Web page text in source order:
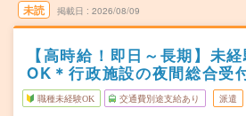
未読 掲載日 2026/08/09
【高時給！即日～長期】未
OK＊行政施設の夜間総合受
職種未経験OK 交通費別途支給あり 派遣